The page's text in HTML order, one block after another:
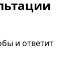
и ответит